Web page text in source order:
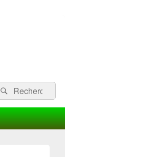
Recherche :
Rechercher